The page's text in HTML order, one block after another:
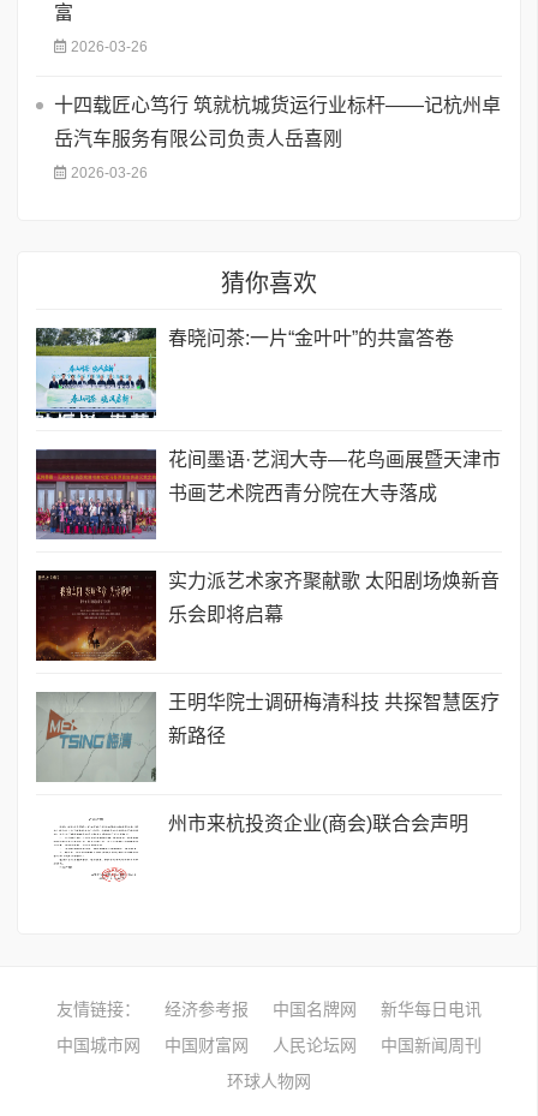
富
2026-03-26
十四载匠心笃行 筑就杭城货运行业标杆——记杭州卓
岳汽车服务有限公司负责人岳喜刚
2026-03-26
猜你喜欢
春晓问茶:一片“金叶叶”的共富答卷
花间墨语·艺润大寺—花鸟画展暨天津市
书画艺术院西青分院在大寺落成
实力派艺术家齐聚献歌 太阳剧场焕新音
乐会即将启幕
王明华院士调研梅清科技 共探智慧医疗
新路径
州市来杭投资企业(商会)联合会声明
友情链接： 经济参考报 中国名牌网
新华每日电讯
中国城市网
中国财富网 人民论坛网
中国新闻周刊
环球人物网